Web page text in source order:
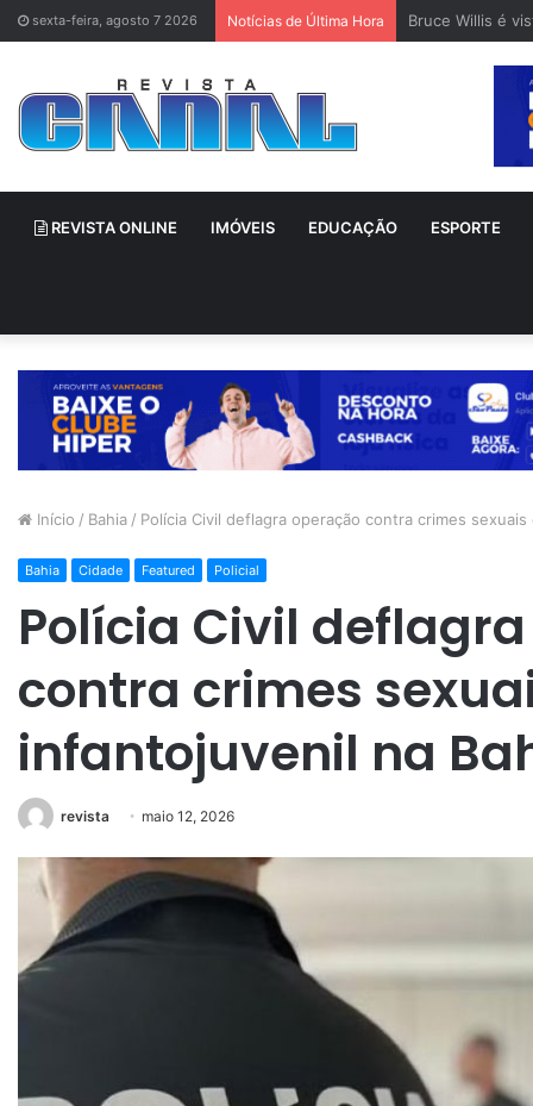
sexta-feira, agosto 7 2026 Notícias de Última Hora Bruce Willis é
REVISTA ONLINE IMÓVEIS EDUCAÇÃO ESPORTE
Início / Bahia / Polícia Civil deflagra operação contra crimes
Bahia Cidade Featured Policial
Polícia Civil
contra crimes
infantojuvenil na
revista maio 12, 2026